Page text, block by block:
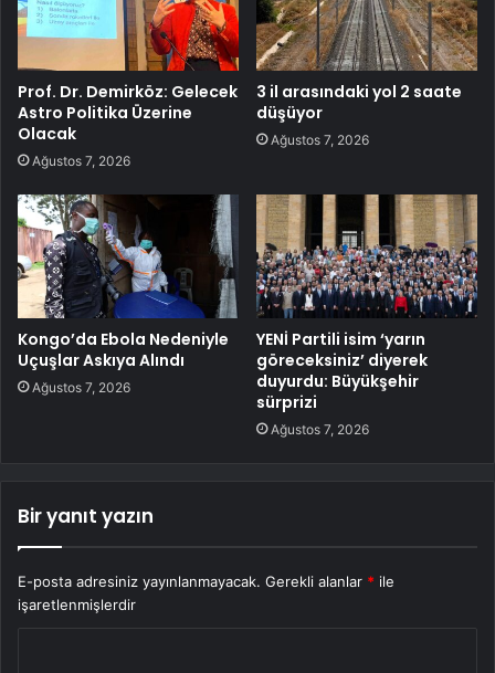
Prof. Dr. Demirköz: Gelecek
Astro Politika Üzerine
Olacak
Ağustos 7, 2026
3 il arasındaki yol 2 saate
düşüyor
Ağustos 7, 2026
Kongo’da Ebola Nedeniyle
Uçuşlar Askıya Alındı
Ağustos 7, 2026
YENİ Partili isim ‘yarın
göreceksiniz’ diyerek
duyurdu: Büyükşehir
sürprizi
Ağustos 7, 2026
Bir yanıt yazın
E-posta adresiniz yayınlanmayacak. Gerekli alanlar * ile
işaretlenmişlerdir